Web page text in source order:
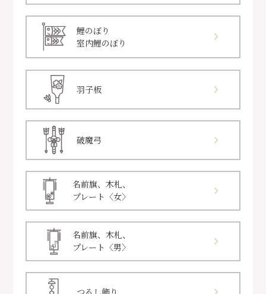
鯉のぼり
室内鯉のぼり
羽子板
破魔弓
名前旗、木札、
プレート〈女〉
名前旗、木札、
プレート〈男〉